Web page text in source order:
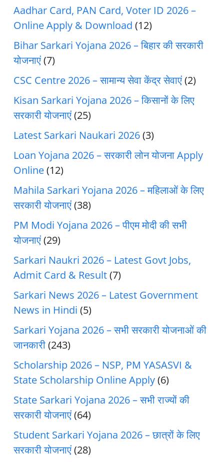
Aadhar Card, PAN Card, Voter ID 2026 –
Online Apply & Download (12)
Bihar Sarkari Yojana 2026 – बिहार की सरकारी
योजनाएं(7)
CSC Centre 2026 – सामान्य सेवा केंद्र सेवाएं(2)
Kisan Sarkari Yojana 2026 – किसानों के लिए
सरकारी योजनाएं(25)
Latest Sarkari Naukari 2026(3)
Loan Yojana 2026 – सरकारी लोन योजना Apply
Online(12)
Mahila Sarkari Yojana 2026 – महिलाओं के लिए
सरकारी योजनाएं(38)
PM Modi Yojana 2026 – पीएम मोदी की सभी
योजनाएं(29)
Sarkari Naukri 2026 – Latest Govt Jobs,
Admit Card & Result(7)
Sarkari News 2026 – Latest Government
News in Hindi (5)
Sarkari Yojana 2026 – सभी सरकारी योजनाओं की
जानकारी(243)
Scholarship 2026 – NSP, PM YASASVI &
State Scholarship Online Apply(6)
State Sarkari Yojana 2026 – सभी राज्यों की
सरकारी योजनाएं(64)
Student Sarkari Yojana 2026 – छात्रों के लिए
सरकारी योजनाएं(28)